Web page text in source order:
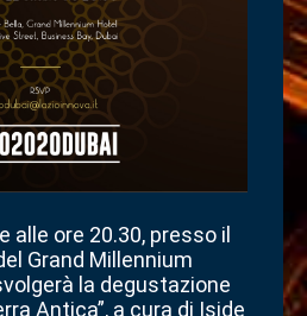
alle ore 20.30, presso il
Grand Millennium
la degustazione
Antica”, a cura di Iside